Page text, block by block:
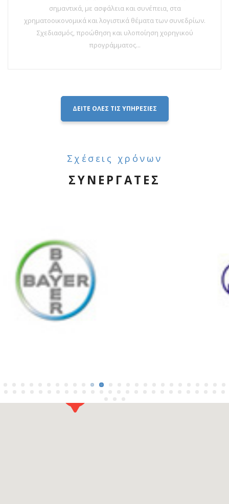
σημαντικά, με ασφάλεια και συνέπεια, στα
χρηματοοικονομικά και λογιστικά θέματα των συνεδρίων.
Σχεδιασμός, προώθηση και υλοποίηση χορηγικού
προγράμματος...
ΔΕΙΤΕ ΟΛΕΣ ΤΙΣ ΥΠΗΡΕΣΙΕΣ
Σχέσεις χρόνων
ΣΥΝΕΡΓΑΤΕΣ